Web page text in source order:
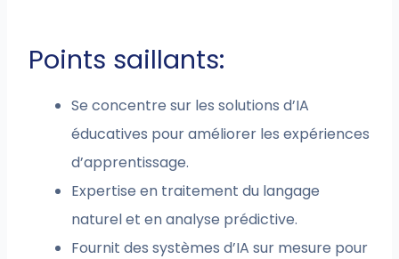
Points saillants:
Se concentre sur les solutions d’IA
éducatives pour améliorer les expériences
d’apprentissage.
Expertise en traitement du langage
naturel et en analyse prédictive.
Fournit des systèmes d’IA sur mesure pour